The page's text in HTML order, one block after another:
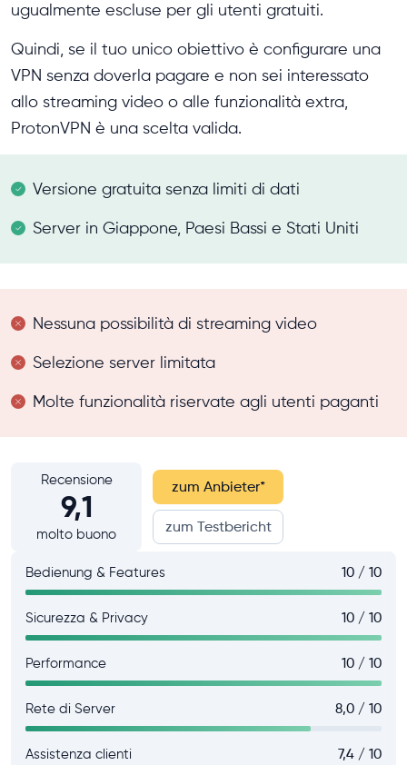
ugualmente escluse per gli utenti gratuiti.
Quindi, se il tuo unico obiettivo è configurare una
VPN senza doverla pagare e non sei interessato
allo streaming video o alle funzionalità extra,
ProtonVPN è una scelta valida.
Versione gratuita senza limiti di dati
Server in Giappone, Paesi Bassi e Stati Uniti
Nessuna possibilità di streaming video
Selezione server limitata
Molte funzionalità riservate agli utenti paganti
Recensione
9,1
molto buono
zum Anbieter*
zum Testbericht
Bedienung & Features 10 / 10
Sicurezza & Privacy 10 / 10
Performance 10 / 10
Rete di Server 8,0 / 10
Assistenza clienti 7,4 / 10